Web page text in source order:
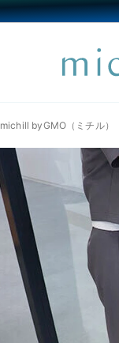
michill byGMO（ミチル）